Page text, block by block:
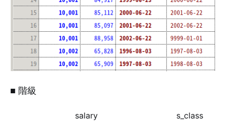
■ 階級
salary
s_class